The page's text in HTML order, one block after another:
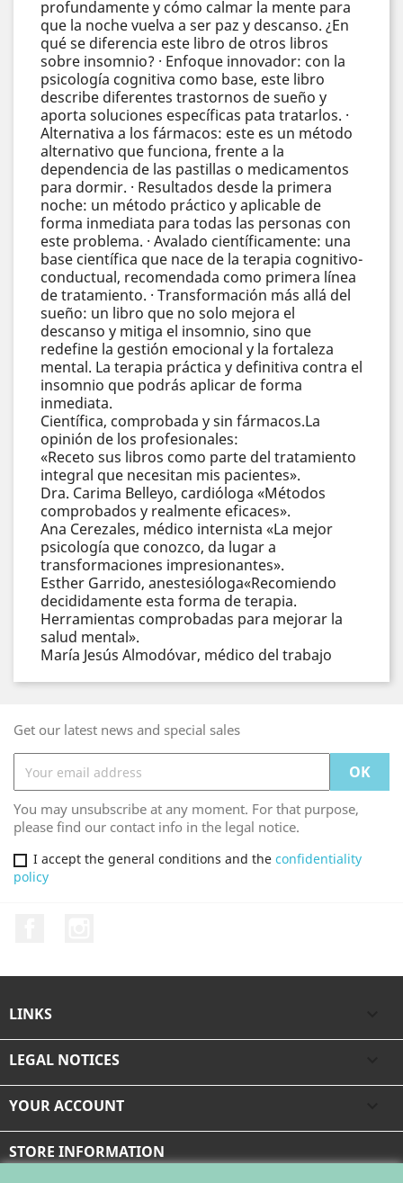
profundamente y cómo calmar la mente para
que la noche vuelva a ser paz y descanso. ¿En
qué se diferencia este libro de otros libros
sobre insomnio? · Enfoque innovador: con la
psicología cognitiva como base, este libro
describe diferentes trastornos de sueño y
aporta soluciones específicas pata tratarlos. ·
Alternativa a los fármacos: este es un método
alternativo que funciona, frente a la
dependencia de las pastillas o medicamentos
para dormir. · Resultados desde la primera
noche: un método práctico y aplicable de
forma inmediata para todas las personas con
este problema. · Avalado científicamente: una
base científica que nace de la terapia cognitivo-
conductual, recomendada como primera línea
de tratamiento. · Transformación más allá del
sueño: un libro que no solo mejora el
descanso y mitiga el insomnio, sino que
redefine la gestión emocional y la fortaleza
mental. La terapia práctica y definitiva contra el
insomnio que podrás aplicar de forma
inmediata.
Científica, comprobada y sin fármacos.La
opinión de los profesionales:
«Receto sus libros como parte del tratamiento
integral que necesitan mis pacientes».
Dra. Carima Belleyo, cardióloga «Métodos
comprobados y realmente eficaces».
Ana Cerezales, médico internista «La mejor
psicología que conozco, da lugar a
transformaciones impresionantes».
Esther Garrido, anestesióloga«Recomiendo
decididamente esta forma de terapia.
Herramientas comprobadas para mejorar la
salud mental».
María Jesús Almodóvar, médico del trabajo
Get our latest news and special sales
You may unsubscribe at any moment. For that purpose,
please find our contact info in the legal notice.
I accept the general conditions and the confidentiality
policy
LINKS
LEGAL NOTICES
YOUR ACCOUNT
STORE INFORMATION